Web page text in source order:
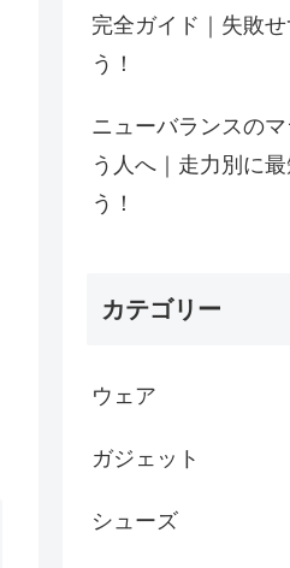
完全ガイド｜失敗
う！
ニューバランスの
う人へ｜走力別に
う！
カテゴリー
ウェア
ガジェット
シューズ